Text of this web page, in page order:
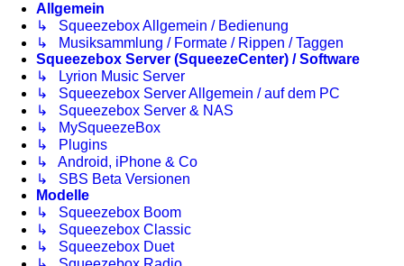
Allgemein
↳ Squeezebox Allgemein / Bedienung
↳ Musiksammlung / Formate / Rippen / Taggen
Squeezebox Server (SqueezeCenter) / Software
↳ Lyrion Music Server
↳ Squeezebox Server Allgemein / auf dem PC
↳ Squeezebox Server & NAS
↳ MySqueezeBox
↳ Plugins
↳ Android, iPhone & Co
↳ SBS Beta Versionen
Modelle
↳ Squeezebox Boom
↳ Squeezebox Classic
↳ Squeezebox Duet